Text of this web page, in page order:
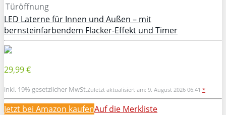
Türöffnung
LED Laterne für Innen und Außen – mit
bernsteinfarbendem Flacker-Effekt und Timer
29,99 €
inkl. 19% gesetzlicher MwSt.Zuletzt aktualisiert am: 9. August 2026 06:41 *
Jetzt bei Amazon kaufenAuf die Merkliste